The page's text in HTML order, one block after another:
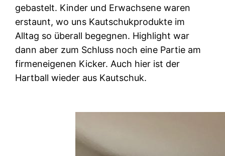
gebastelt. Kinder und Erwachsene waren
erstaunt, wo uns Kautschukprodukte im
Alltag so überall begegnen. Highlight war
dann aber zum Schluss noch eine Partie am
firmeneigenen Kicker. Auch hier ist der
Hartball wieder aus Kautschuk.